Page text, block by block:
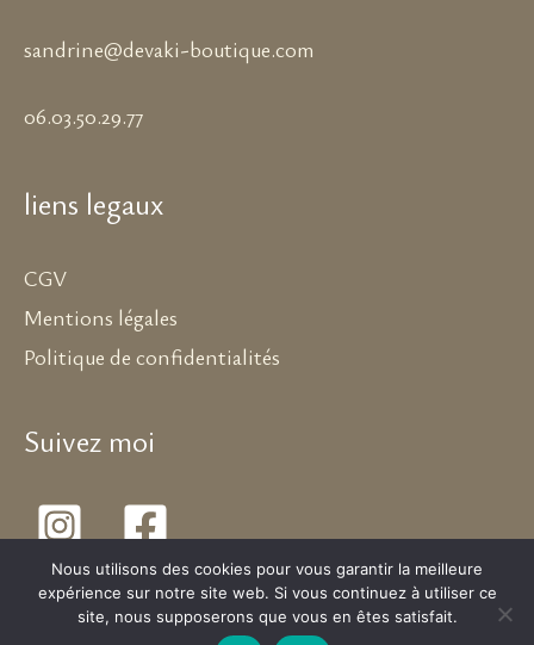
sandrine@devaki-boutique.com
06.03.50.29.77
liens legaux
CGV
Mentions légales
Politique de confidentialités
Suivez moi
Copyright © 2026 Devaki boutique
Nous utilisons des cookies pour vous garantir la meilleure
expérience sur notre site web. Si vous continuez à utiliser ce
site, nous supposerons que vous en êtes satisfait.